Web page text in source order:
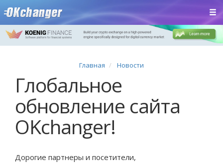
Главная Новости
Глобальное
обновление сайта
OKchanger!
Дорогие партнеры и посетители,